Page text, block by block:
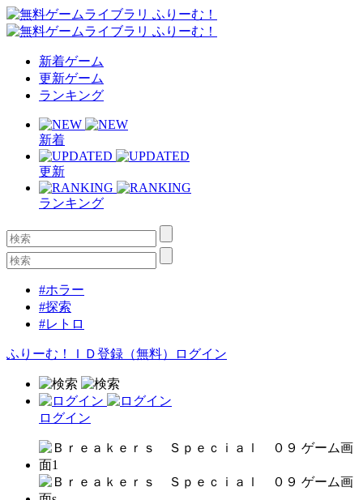
新着ゲーム
更新ゲーム
ランキング
新着
更新
ランキング
#ホラー
#探索
#レトロ
ふりーむ！ＩＤ登録（無料） ログイン
ログイン